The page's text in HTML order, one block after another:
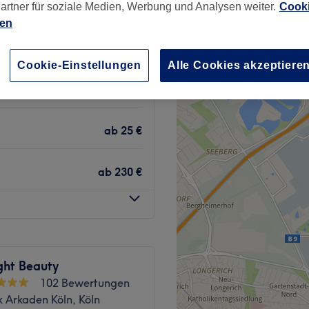
ab 25 €
ab 230 €
Beauty
102 Bewertungen
Arkaden Köln, Köln
für soziale Medien, Werbung und Analysen weiter.
Cookie-Einstellungen Alle Cookies